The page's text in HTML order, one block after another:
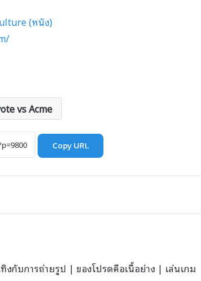
(หนัง)
vs Acme
Copy URL
กับการถ่ายรูป | ของโปรดคือเนื้อย่าง | เล่นเกม